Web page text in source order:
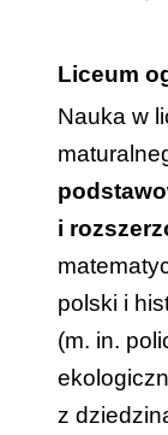
Liceum
Nauka w
i
polski i
(m. in.
z